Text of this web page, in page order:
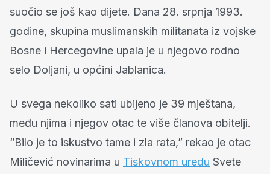
suočio se još kao dijete. Dana 28. srpnja 1993.
godine, skupina muslimanskih militanata iz vojske
Bosne i Hercegovine upala je u njegovo rodno
selo Doljani, u općini Jablanica.
U svega nekoliko sati ubijeno je 39 mještana,
među njima i njegov otac te više članova obitelji.
“Bilo je to iskustvo tame i zla rata,” rekao je otac
Miličević novinarima u Tiskovnom uredu Svete